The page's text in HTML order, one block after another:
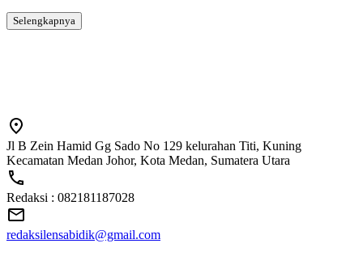
Selengkapnya
Jl B Zein Hamid Gg Sado No 129 kelurahan Titi, Kuning
Kecamatan Medan Johor, Kota Medan, Sumatera Utara
Redaksi : 082181187028
redaksilensabidik@gmail.com